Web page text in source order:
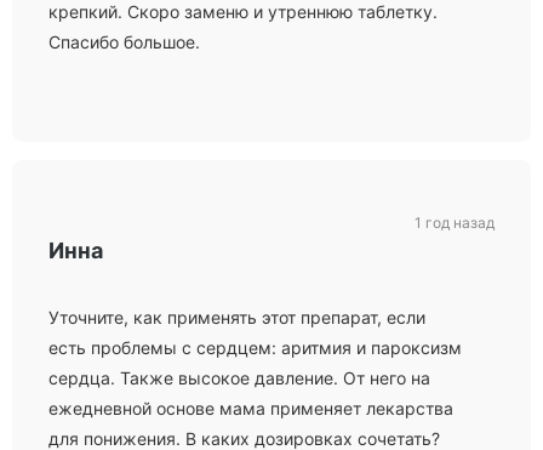
крепкий. Скоро заменю и утреннюю таблетку.
Спасибо большое.
Инна
Уточните, как применять этот препарат, если
есть проблемы с сердцем: аритмия и пароксизм
сердца. Также высокое давление. От него на
ежедневной основе мама применяет лекарства
для понижения. В каких дозировках сочетать?
1 год назад